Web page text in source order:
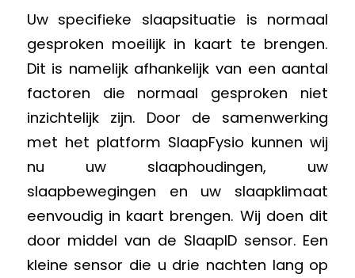
Uw specifieke slaapsituatie is normaal
gesproken moeilijk in kaart te brengen.
Dit is namelijk afhankelijk van een aantal
factoren die normaal gesproken niet
inzichtelijk zijn. Door de samenwerking
met het platform SlaapFysio kunnen wij
nu uw slaaphoudingen, uw
slaapbewegingen en uw slaapklimaat
eenvoudig in kaart brengen. Wij doen dit
door middel van de SlaapID sensor. Een
kleine sensor die u drie nachten lang op